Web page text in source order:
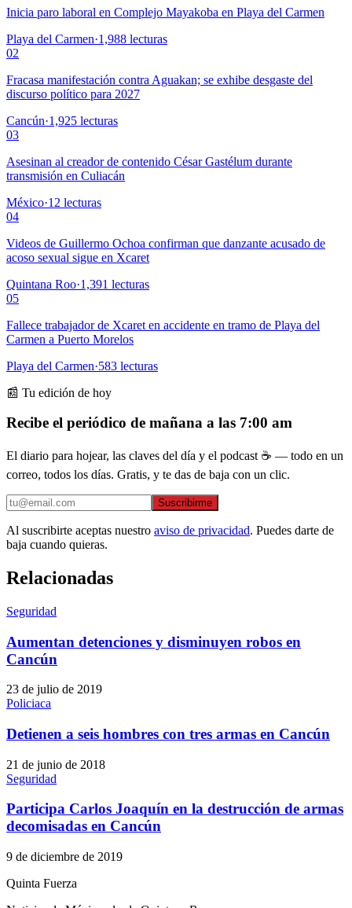
Inicia paro laboral en Complejo Mayakoba en Playa del Carmen
Playa del Carmen·1,988 lecturas
02
Fracasa manifestación contra Aguakan; se exhibe desgaste del
discurso político para 2027
Cancún·1,925 lecturas
03
Asesinan al creador de contenido César Gastélum durante
transmisión en Culiacán
México·12 lecturas
04
Videos de Guillermo Ochoa confirman que danzante acusado de
acoso sexual sigue en Xcaret
Quintana Roo·1,391 lecturas
05
Fallece trabajador de Xcaret en accidente en tramo de Playa del
Carmen a Puerto Morelos
Playa del Carmen·583 lecturas
📰 Tu edición de hoy
Recibe el periódico de mañana a las 7:00 am
El diario para hojear, las claves del día y el podcast ☕ — todo en un
correo, todos los días. Gratis, y te das de baja con un clic.
Suscribirme
Al suscribirte aceptas nuestro aviso de privacidad. Puedes darte de
baja cuando quieras.
Relacionadas
Seguridad
Aumentan detenciones y disminuyen robos en
Cancún
23 de julio de 2019
Policiaca
Detienen a seis hombres con tres armas en Cancún
21 de junio de 2018
Seguridad
Participa Carlos Joaquín en la destrucción de armas
decomisadas en Cancún
9 de diciembre de 2019
Quinta Fuerza